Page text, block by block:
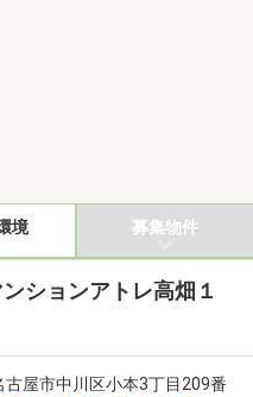
境 募集物件
ションアトレ高畑１
古屋市中川区小本3丁目209番